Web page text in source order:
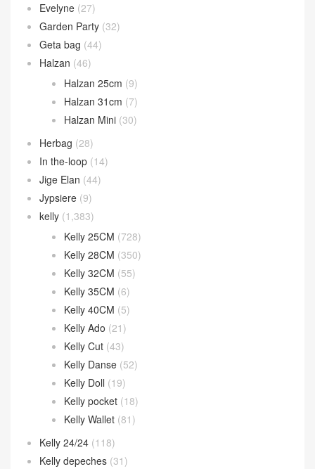
Evelyne (27)
Garden Party (32)
Geta bag (44)
Halzan (46)
Halzan 25cm (9)
Halzan 31cm (7)
Halzan Mini (30)
Herbag (28)
In the-loop (14)
Jige Elan (44)
Jypsiere (9)
kelly (1,383)
Kelly 25CM (728)
Kelly 28CM (350)
Kelly 32CM (55)
Kelly 35CM (6)
Kelly 40CM (5)
Kelly Ado (21)
Kelly Cut (43)
Kelly Danse (52)
Kelly Doll (19)
Kelly pocket (18)
Kelly Wallet (81)
Kelly 24/24 (118)
Kelly depeches (31)